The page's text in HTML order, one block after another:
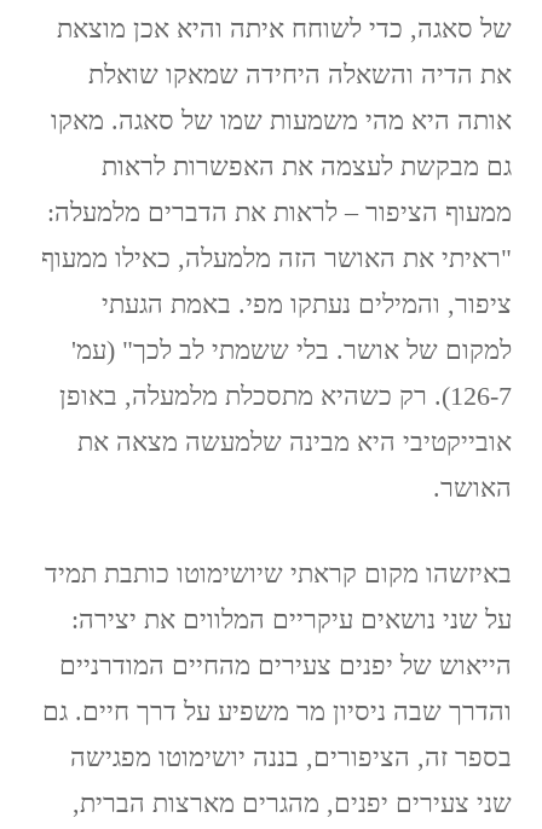
של סאגה, כדי לשוחח איתה והיא אכן מוצאת
את הדיה והשאלה היחידה שמאקו שואלת
אותה היא מהי משמעות שמו של סאגה. מאקו
גם מבקשת לעצמה את האפשרות לראות
ממעוף הציפור – לראות את הדברים מלמעלה:
"ראיתי את האושר הזה מלמעלה, כאילו ממעוף
ציפור, והמילים נעתקו מפי. באמת הגעתי
למקום של אושר. בלי ששמתי לב לכך" (עמ'
126-7). רק כשהיא מתסכלת מלמעלה, באופן
אובייקטיבי היא מבינה שלמעשה מצאה את
האושר.
באיזשהו מקום קראתי שיושימוטו כותבת תמיד
על שני נושאים עיקריים המלווים את יצירה:
הייאוש של יפנים צעירים מהחיים המודרניים
והדרך שבה ניסיון מר משפיע על דרך חיים. גם
בספר זה, הציפורים, בננה יושימוטו מפגישה
שני צעירים יפנים, מהגרים מארצות הברית,